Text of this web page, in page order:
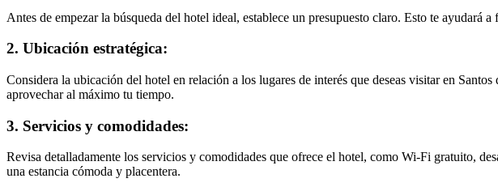
Antes de empezar la búsqueda del hotel ideal, establece un presupuesto claro. Esto te ayudará
2. Ubicación estratégica:
Considera la ubicación del hotel en relación a los lugares de interés que deseas visitar en
aprovechar al máximo tu tiempo.
3. Servicios y comodidades:
Revisa detalladamente los servicios y comodidades que ofrece el hotel, como Wi-Fi gratuito,
una estancia cómoda y placentera.